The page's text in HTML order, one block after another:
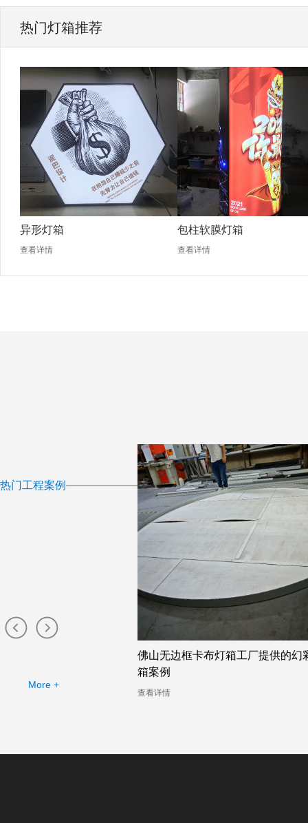
热门灯箱推荐
异形灯箱
查看详情
包柱软膜灯箱
查看详情
热门工程案例
More +
珠海卡布灯箱店的幻彩灯箱助力广
司的定制需求
查看详情